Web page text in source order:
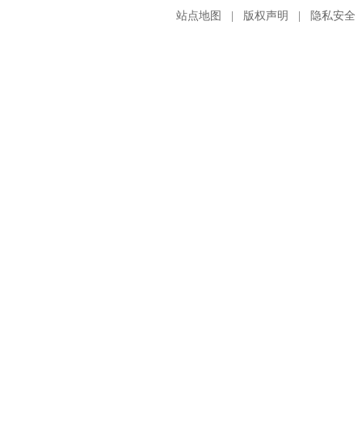
站点地图
版权声明 隐私安全